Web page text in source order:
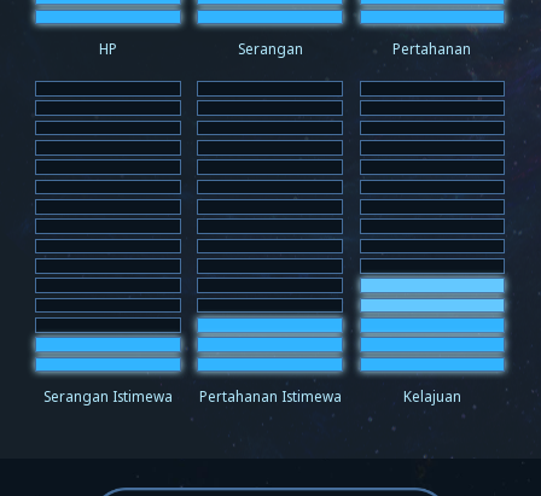
HP Serangan Pertahanan
Serangan Istimewa Pertahanan Istimewa Kelajuan